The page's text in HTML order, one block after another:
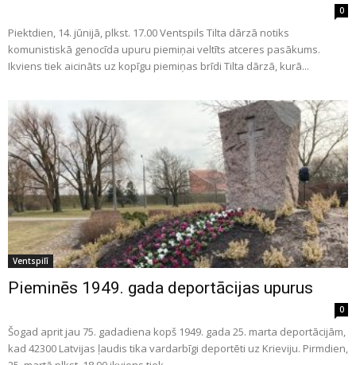
0
Piektdien, 14. jūnijā, plkst. 17.00 Ventspils Tilta dārzā notiks
komunistiskā genocīda upuru piemiņai veltīts atceres pasākums.
Ikviens tiek aicināts uz kopīgu piemiņas brīdi Tilta dārzā, kurā...
Ventspilī
Pieminēs 1949. gada deportācijas upurus
0
Šogad aprit jau 75. gadadiena kopš 1949. gada 25. marta deportācijām,
kad 42300 Latvijas ļaudis tika vardarbīgi deportēti uz Krieviju. Pirmdien,